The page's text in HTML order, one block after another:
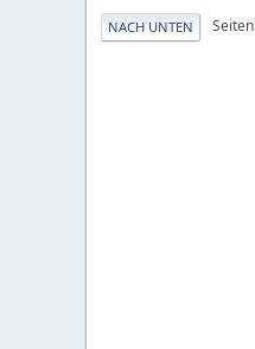
NACH UNTEN Seiten